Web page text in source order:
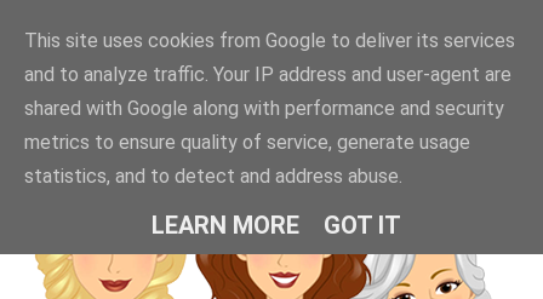
This site uses cookies from Google to deliver its services
and to analyze traffic. Your IP address and user-agent are
shared with Google along with performance and security
metrics to ensure quality of service, generate usage
statistics, and to detect and address abuse.
LEARN MORE GOT IT